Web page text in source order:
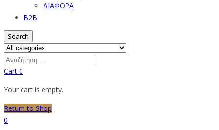
ΔΙΑΦΟΡΑ
B2B
Search
Cart 0
Your cart is empty.
Return to Shop
0